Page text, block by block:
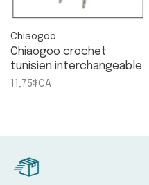
Chiaogoo
Chiaogoo crochet
tunisien interchangeable
11,75$CA